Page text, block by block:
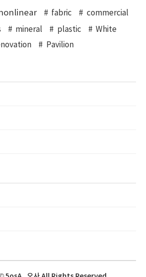
fabric commercial
mineral plastic
White
Pavilion